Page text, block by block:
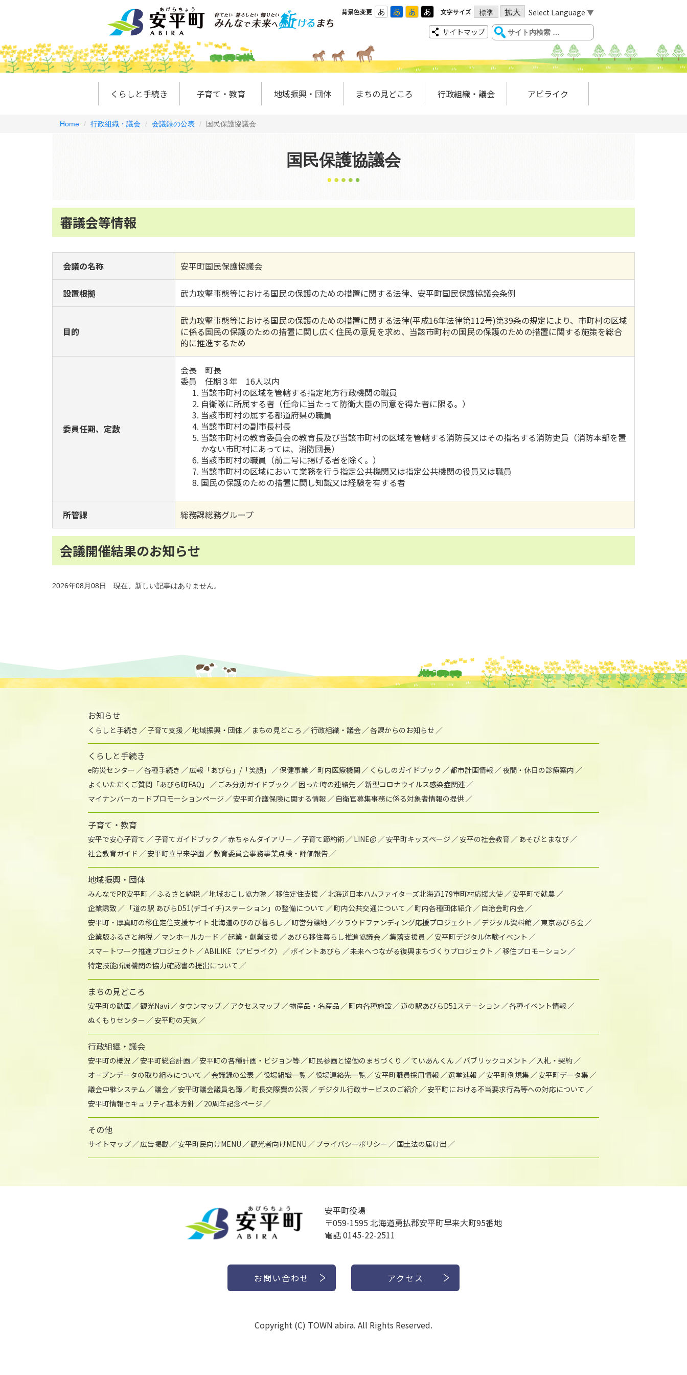
背景色変更 あ あ あ あ 文字サイズ 標準 拡大 Select Language ▼
サイトマップ
くらしと手続き 子育て・教育 地域振興・団体 まちの見どころ 行政組織・議会 アビライク
Home 行政組織・議会 会議録の公表 国民保護協議会
国民保護協議会
審議会等情報
会議の名称 安平町国民保護協議会
設置根拠 武力攻撃事態等における国民の保護のための措置に関する法律、安平町国民保護協議会条例
目的
武力攻撃事態等における国民の保護のための措置に関する法律(平成16年法律第112号)第39条の規定により、市町村の区域
に係る国民の保護のための措置に関し広く住民の意見を求め、当該市町村の国民の保護のための措置に関する施策を総合
的に推進するため
委員任期、定数
会長 町長
委員 任期３年 16人以内
当該市町村の区域を管轄する指定地方行政機関の職員
自衛隊に所属する者（任命に当たって防衛大臣の同意を得た者に限る。）
当該市町村の属する都道府県の職員
当該市町村の副市長村長
当該市町村の教育委員会の教育長及び当該市町村の区域を管轄する消防長又はその指名する消防吏員（消防本部を置
かない市町村にあっては、消防団長）
当該市町村の職員（前二号に掲げる者を除く。）
当該市町村の区域において業務を行う指定公共機関又は指定公共機関の役員又は職員
国民の保護のための措置に関し知識又は経験を有する者
所管課 総務課総務グループ
会議開催結果のお知らせ
2026年08月08日 現在、新しい記事はありません。
お知らせ
くらしと手続き 子育て支援 地域振興・団体 まちの見どころ 行政組織・議会 各課からのお知らせ
くらしと手続き
e防災センター 各種手続き 広報「あびら」/「笑顔」 保健事業 町内医療機関 くらしのガイドブック 都市計画情報
夜間・休日の診療案内
よくいただくご質問「あびら町FAQ」
ごみ分別ガイドブック 困った時の連絡先
新型コロナウイルス感染症関連
マイナンバーカードプロモーションページ
安平町介護保険に関する情報 自衛官募集事務に係る対象者情報の提供
子育て・教育
安平で安心子育て 子育てガイドブック 赤ちゃんダイアリー 子育て節約術 LINE@ 安平町キッズページ 安平の社会教育
あそびとまなび
社会教育ガイド
安平町立早来学園 教育委員会事務事業点検・評価報告
地域振興・団体
みんなでPR安平町 ふるさと納税 地域おこし協力隊 移住定住支援 北海道日本ハムファイターズ北海道179市町村応援大使
安平町で就農
企業誘致
「道の駅 あびらD51(デゴイチ)ステーション」の整備について 町内公共交通について 町内各種団体紹介
自治会町内会
安平町・厚真町の移住定住支援サイト 北海道のびのび暮らし
町営分譲地 クラウドファンディング応援プロジェクト デジタル資料館
東京あびら会
企業版ふるさと納税
マンホールカード 起業・創業支援 あびら移住暮らし推進協議会 集落支援員
安平町デジタル体験イベント
スマートワーク推進プロジェクト
ABILIKE（アビライク） ポイントあびら 未来へつながる復興まちづくりプロジェクト
移住プロモーション
特定技能所属機関の協力確認書の提出について
まちの見どころ
安平町の動画 観光Navi タウンマップ アクセスマップ 物産品・名産品 町内各種施設 道の駅あびらD51ステーション
各種イベント情報
ぬくもりセンター
安平町の天気
行政組織・議会
安平町の概況 安平町総合計画 安平町の各種計画・ビジョン等 町民参画と協働のまちづくり ていあんくん パブリックコメント
入札・契約
オープンデータの取り組みについて
会議録の公表 役場組織一覧 役場連絡先一覧 安平町職員採用情報 選挙速報 安平町例規集
安平町データ集
議会中継システム
議会 安平町議会議員名簿 町長交際費の公表 デジタル行政サービスのご紹介
安平町における不当要求行為等への対応について
安平町情報セキュリティ基本方針
20周年記念ページ
その他
サイトマップ 広告掲載 安平町民向けMENU 観光者向けMENU プライバシーポリシー 国土法の届け出
安平町役場
〒059-1595 北海道勇払郡安平町早来大町95番地
電話 0145-22-2511
お問い合わせ アクセス
Copyright (C) TOWN abira. All Rights Reserved.